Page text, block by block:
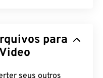
proprietário de
consiste em
streaming de
para
Video